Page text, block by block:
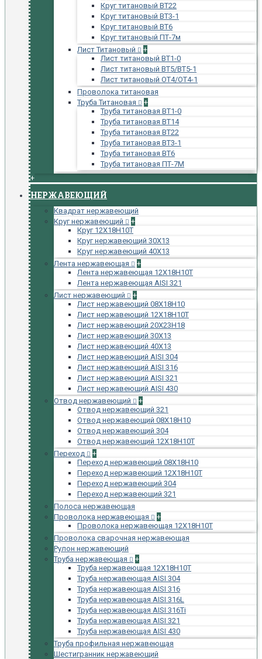
Круг титановый ВТ22
Круг титановый ВТ3-1
Круг титановый ВТ6
Круг титановый ПТ-7м
Лист Титановый
+
Лист титановый ВТ1-0
Лист титановый ВТ5/ВТ5-1
Лист титановый ОТ4/ОТ4-1
Проволока титановая
Труба Титановая
+
Труба титановая ВТ1-0
Труба титановая ВТ14
Труба титановая ВТ22
Труба титановая ВТ3-1
Труба титановая ВТ6
Труба титановая ПТ-7М
+
НЕРЖАВЕЮЩИЙ
Квадрат нержавеющий
Круг нержавеющий
+
Круг 12Х18Н10Т
Круг нержавеющий 30Х13
Круг нержавеющий 40Х13
Лента нержавеющая
+
Лента нержавеющая 12Х18Н10Т
Лента нержавеющая AISI 321
Лист нержавеющий
+
Лист нержавеющий 08Х18Н10
Лист нержавеющий 12Х18Н10Т
Лист нержавеющий 20Х23Н18
Лист нержавеющий 30Х13
Лист нержавеющий 40Х13
Лист нержавеющий AISI 304
Лист нержавеющий AISI 316
Лист нержавеющий AISI 321
Лист нержавеющий AISI 430
Отвод нержавеющий
+
Отвод нержавеющий 321
Отвод нержавеющий 08Х18Н10
Отвод нержавеющий 304
Отвод нержавеющий 12Х18Н10Т
Переход
+
Переход нержавеющий 08Х18Н10
Переход нержавеющий 12Х18Н10Т
Переход нержавеющий 304
Переход нержавеющий 321
Полоса нержавеющая
Проволока нержавеющая
+
Проволока нержавеющая 12Х18Н10Т
Проволока сварочная нержавеющая
Рулон нержавеющий
Труба нержавеющая
+
Труба нержавеющая 12Х18Н10Т
Труба нержавеющая AISI 304
Труба нержавеющая AISI 316
Труба нержавеющая AISI 316L
Труба нержавеющая AISI 316Ti
Труба нержавеющая AISI 321
Труба нержавеющая AISI 430
Труба профильная нержавеющая
Шестигранник нержавеющий